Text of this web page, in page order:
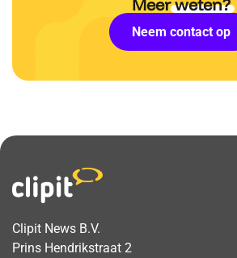
Meerweten?
Neem contact op
Clipit News B.V.
Prins Hendrikstraat 2